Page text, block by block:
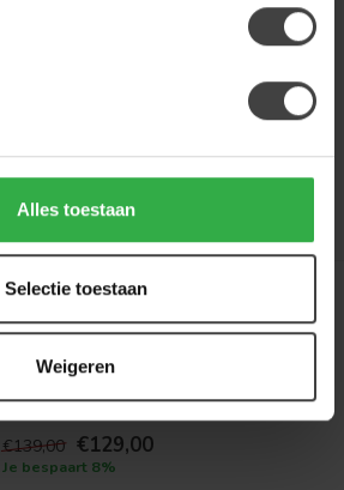
Alles toestaan
Selectie toestaan
Weigeren
stalen frame en handige wielen.
Eetkamerstoel Jim - Cognac,
Mooie trendy eetkamerstoel van Maxfurn.
€139,00 €129,00
Je bespaart 8%